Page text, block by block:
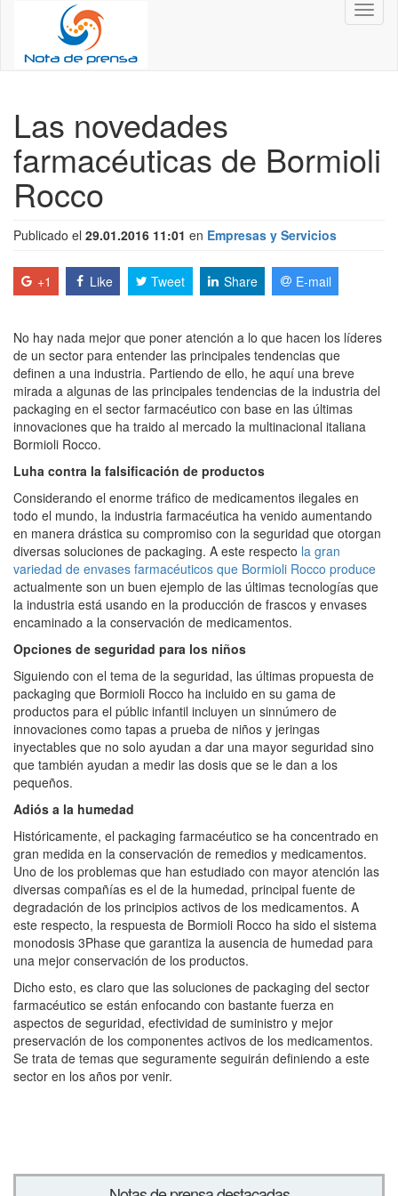
Las novedades
farmacéuticas de Bormioli
Rocco
Publicado el 29.01.2016 11:01 en Empresas y Servicios
+1 Like Tweet Share E-mail
No hay nada mejor que poner atención a lo que hacen los líderes
de un sector para entender las principales tendencias que
definen a una industria. Partiendo de ello, he aquí una breve
mirada a algunas de las principales tendencias de la industria del
packaging en el sector farmacéutico con base en las últimas
innovaciones que ha traido al mercado la multinacional italiana
Bormioli Rocco.
Luha contra la falsificación de productos
Considerando el enorme tráfico de medicamentos ilegales en
todo el mundo, la industria farmacéutica ha venido aumentando
en manera drástica su compromiso con la seguridad que otorgan
diversas soluciones de packaging. A este respecto la gran
variedad de envases farmacéuticos que Bormioli Rocco produce
actualmente son un buen ejemplo de las últimas tecnologías que
la industria está usando en la producción de frascos y envases
encaminado a la conservación de medicamentos.
Opciones de seguridad para los niños
Siguiendo con el tema de la seguridad, las últimas propuesta de
packaging que Bormioli Rocco ha incluido en su gama de
productos para el públic infantil incluyen un sinnúmero de
innovaciones como tapas a prueba de niños y jeringas
inyectables que no solo ayudan a dar una mayor seguridad sino
que también ayudan a medir las dosis que se le dan a los
pequeños.
Adiós a la humedad
Históricamente, el packaging farmacéutico se ha concentrado en
gran medida en la conservación de remedios y medicamentos.
Uno de los problemas que han estudiado con mayor atención las
diversas compañías es el de la humedad, principal fuente de
degradación de los principios activos de los medicamentos. A
este respecto, la respuesta de Bormioli Rocco ha sido el sistema
monodosis 3Phase que garantiza la ausencia de humedad para
una mejor conservación de los productos.
Dicho esto, es claro que las soluciones de packaging del sector
farmacéutico se están enfocando con bastante fuerza en
aspectos de seguridad, efectividad de suministro y mejor
preservación de los componentes activos de los medicamentos.
Se trata de temas que seguramente seguirán definiendo a este
sector en los años por venir.